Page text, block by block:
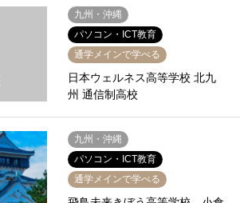
九州・沖縄
パソコン・ICT教育
通学メインで学べる
日本ウェルネス高等学校 北九
州 通信制高校
九州・沖縄
パソコン・ICT教育
通学メインで学べる